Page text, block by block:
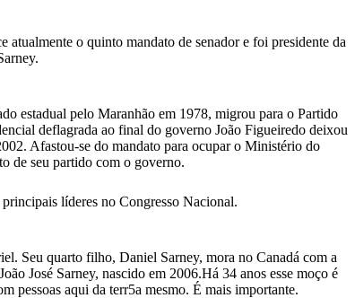
o quinto mandato de senador e foi presidente da
estadual pelo Maranhão em 1978, migrou para o Partido
deflagrada ao final do governo João Figueiredo deixou
Afastou-se do mandato para ocupar o Ministério do
de seu partido com o governo.
líderes no Congresso Nacional.
Seu quarto filho, Daniel Sarney, mora no Canadá com a
José Sarney, nascido em 2006.Há 34 anos esse moço é
pessoas aqui da terr5a mesmo. É mais importante.